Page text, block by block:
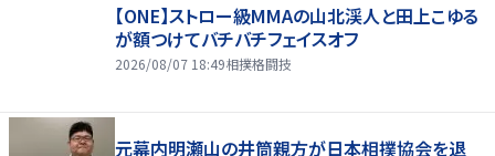
【ONE】ストロー級MMAの山北渓人と田上こゆる
が額つけてバチバチフェイスオフ
2026/08/07 18:49相撲格闘技
元幕内明瀬山の井筒親方が日本相撲協会を退